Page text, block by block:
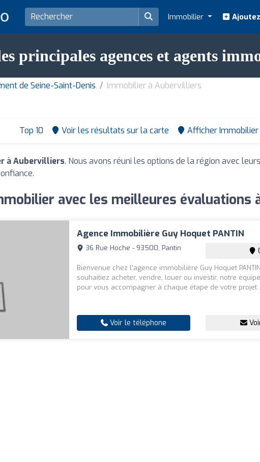
Immobilier
principales agences et agents
de Seine-Saint-Denis Immobilier à Aubervilliers
Top 10 Voir les résultats sur la carte Afficher Immobilier
à Aubervilliers. Nous avons réuni les options de la région avec
avec les meilleures évaluations
Agence Immobilière Guy Hoquet PANTIN
36 Rue Hoche - 93500, Pantin
Bienvenue chez l'agence immobilière Guy Hoquet
souhaitiez acheter, vendre, louer ou investir, notre
pour vous accompagner à chaque étape de votre projet
Voir le téléphone